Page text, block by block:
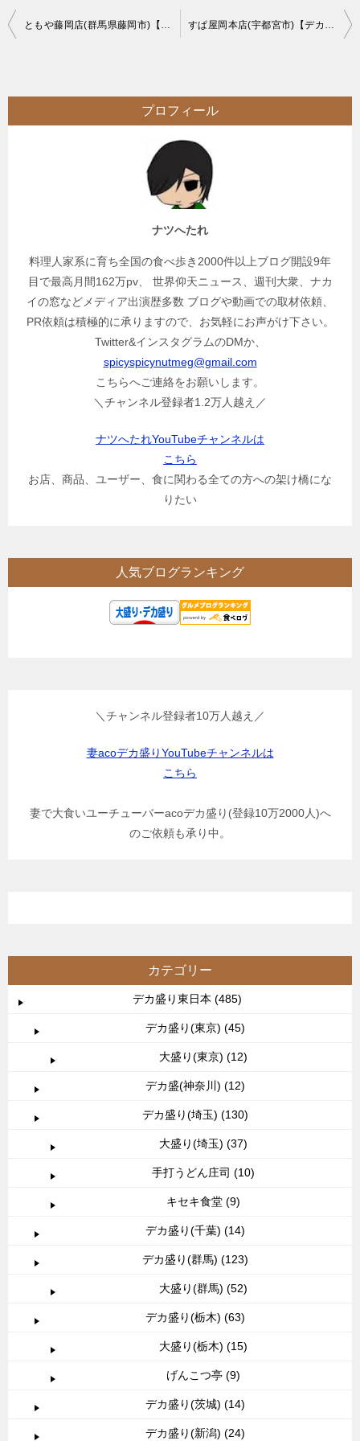
投
ビ
ゲ
ともや藤岡店(群馬県藤岡市)【デカ盛り】盛りが良い事で有名なチェーン店【大食い】 すぱ屋岡本店(宇都宮市)【デカ盛り】1kgの塊マンガ肉と超濃厚ミートソース
プロフィール
ナツへたれ
料理人家系に育ち全国の食べ歩き2000件以上ブログ開設9年
目で最高月間162万pv、 世界仰天ニュース、週刊大衆、ナカ
イの窓などメディア出演歴多数 ブログや動画での取材依頼、
PR依頼は積極的に承りますので、お気軽にお声がけ下さい。
Twitter&インスタグラムのDMか、
spicyspicynutmeg@gmail.com
こちらへご連絡をお願いします。
＼チャンネル登録者1.2万人越え／
ナツへたれYouTubeチャンネルは
こちら
お店、商品、ユーザー、食に関わる全ての方への架け橋にな
りたい
人気ブログランキング
＼チャンネル登録者10万人越え／
妻acoデカ盛りYouTubeチャンネルは
こちら
妻で大食いユーチューバーacoデカ盛り(登録10万2000人)へ
のご依頼も承り中。
カテゴリー
デカ盛り東日本 (485)
デカ盛り(東京) (45)
大盛り(東京) (12)
デカ盛(神奈川) (12)
デカ盛り(埼玉) (130)
大盛り(埼玉) (37)
手打うどん庄司 (10)
キセキ食堂 (9)
デカ盛り(千葉) (14)
デカ盛り(群馬) (123)
大盛り(群馬) (52)
デカ盛り(栃木) (63)
大盛り(栃木) (15)
げんこつ亭 (9)
デカ盛り(茨城) (14)
デカ盛り(新潟) (24)